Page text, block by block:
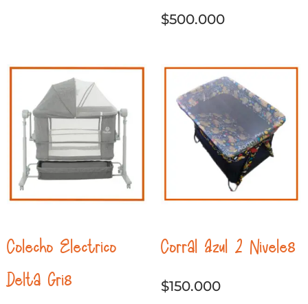
$500.000
Colecho Electrico
Delta Gris
Corral Azul 2 Niveles
$150.000